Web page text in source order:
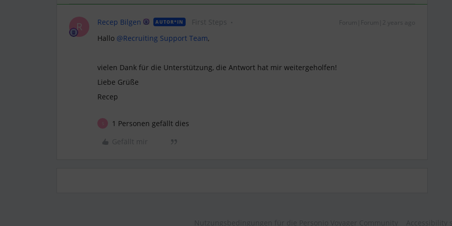
R Recep Bilgen AUTOR*IN First Steps Forum|Forum|2 years ago
Hallo @Recruiting Support Team,
vielen Dank für die Unterstützung, die Antwort hat mir weitergeholfen!
Liebe Grüße
Recep
1 Personen gefällt dies
Gefällt mir